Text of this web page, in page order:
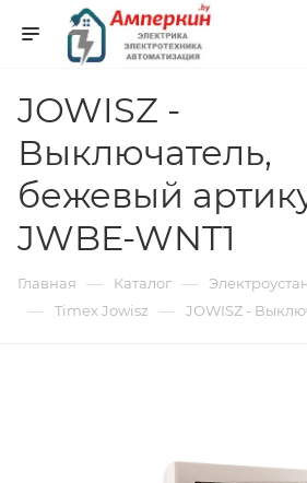
JOWISZ -
Выключатель,
бежевый
JWBE-WNT1
Главная — Каталог —
— Timex Jowisz — JOWISZ -